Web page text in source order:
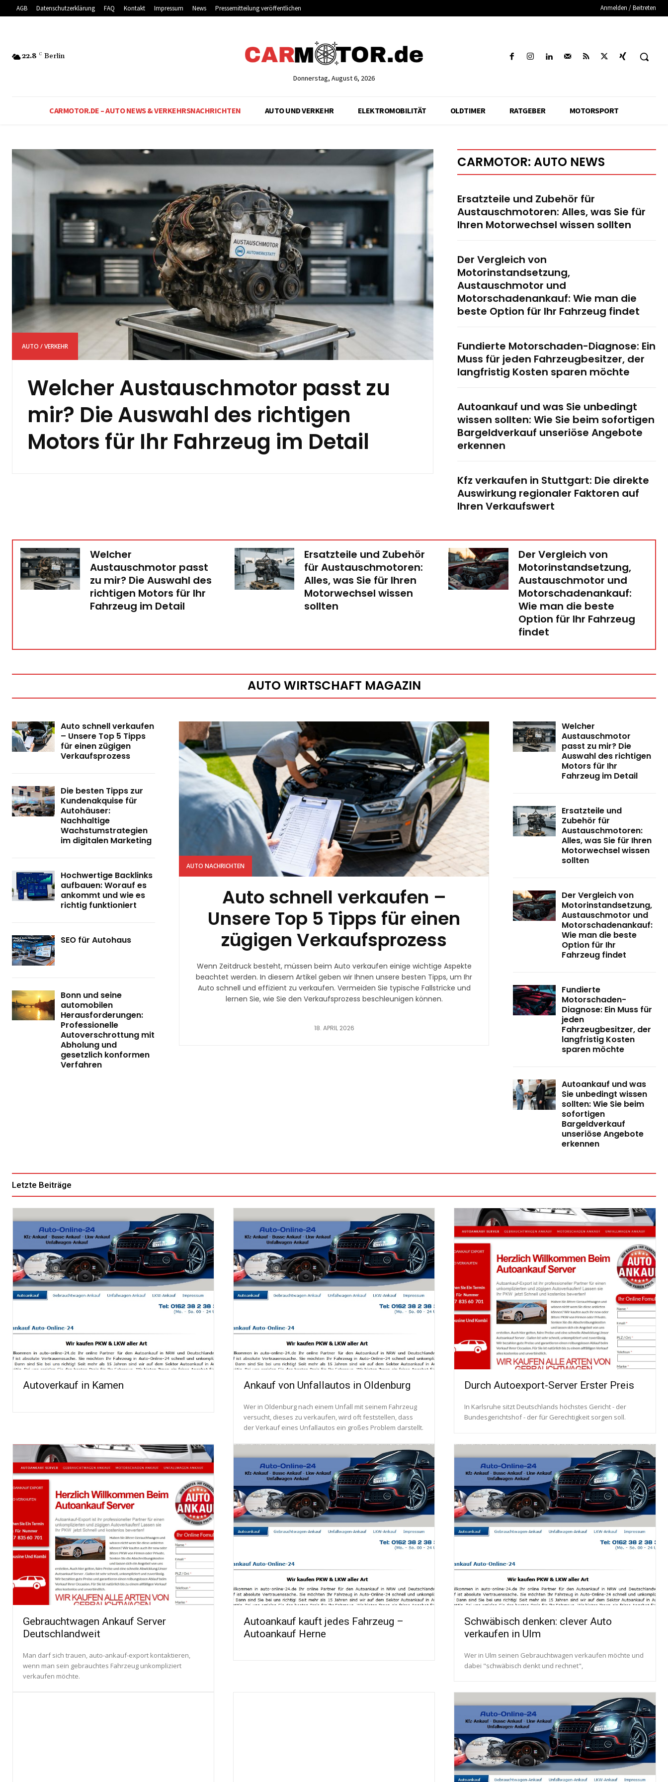
AGB Datenschutzerklärung FAQ Kontakt Impressum News Pressemitteilung veröffentlichen Anmelden / Beitreten
22.8 C Berlin
Donnerstag, August 6, 2026
CARMOTOR.DE – AUTO NEWS & VERKEHRSNACHRICHTEN AUTO UND VERKEHR ELEKTROMOBILITÄT OLDTIMER RATGEBER MOTORSPORT
AUTO / VERKEHR
Welcher Austauschmotor passt zu
mir? Die Auswahl des richtigen
Motors für Ihr Fahrzeug im Detail
CARMOTOR: AUTO NEWS
Ersatzteile und Zubehör für
Austauschmotoren: Alles, was Sie für
Ihren Motorwechsel wissen sollten
Der Vergleich von
Motorinstandsetzung,
Austauschmotor und
Motorschadenankauf: Wie man die
beste Option für Ihr Fahrzeug findet
Fundierte Motorschaden-Diagnose: Ein
Muss für jeden Fahrzeugbesitzer, der
langfristig Kosten sparen möchte
Autoankauf und was Sie unbedingt
wissen sollten: Wie Sie beim sofortigen
Bargeldverkauf unseriöse Angebote
erkennen
Kfz verkaufen in Stuttgart: Die direkte
Auswirkung regionaler Faktoren auf
Ihren Verkaufswert
Welcher
Austauschmotor passt
zu mir? Die Auswahl des
richtigen Motors für Ihr
Fahrzeug im Detail
Ersatzteile und Zubehör
für Austauschmotoren:
Alles, was Sie für Ihren
Motorwechsel wissen
sollten
Der Vergleich von
Motorinstandsetzung,
Austauschmotor und
Motorschadenankauf:
Wie man die beste
Option für Ihr Fahrzeug
findet
AUTO WIRTSCHAFT MAGAZIN
Auto schnell verkaufen
– Unsere Top 5 Tipps
für einen zügigen
Verkaufsprozess
Die besten Tipps zur
Kundenakquise für
Autohäuser:
Nachhaltige
Wachstumstrategien
im digitalen Marketing
Hochwertige Backlinks
aufbauen: Worauf es
ankommt und wie es
richtig funktioniert
SEO für Autohaus
Bonn und seine
automobilen
Herausforderungen:
Professionelle
Autoverschrottung mit
Abholung und
gesetzlich konformen
Verfahren
AUTO NACHRICHTEN
Auto schnell verkaufen –
Unsere Top 5 Tipps für einen
zügigen Verkaufsprozess
Wenn Zeitdruck besteht, müssen beim Auto verkaufen einige wichtige Aspekte
beachtet werden. In diesem Artikel geben wir Ihnen unsere besten Tipps, um Ihr
Auto schnell und effizient zu verkaufen. Vermeiden Sie typische Fallstricke und
lernen Sie, wie Sie den Verkaufsprozess beschleunigen können.
18. APRIL 2026
Welcher
Austauschmotor
passt zu mir? Die
Auswahl des richtigen
Motors für Ihr
Fahrzeug im Detail
Ersatzteile und
Zubehör für
Austauschmotoren:
Alles, was Sie für Ihren
Motorwechsel wissen
sollten
Der Vergleich von
Motorinstandsetzung,
Austauschmotor und
Motorschadenankauf:
Wie man die beste
Option für Ihr
Fahrzeug findet
Fundierte
Motorschaden-
Diagnose: Ein Muss für
jeden
Fahrzeugbesitzer, der
langfristig Kosten
sparen möchte
Autoankauf und was
Sie unbedingt wissen
sollten: Wie Sie beim
sofortigen
Bargeldverkauf
unseriöse Angebote
erkennen
Letzte Beiträge
Autoverkauf in Kamen Ankauf von Unfallautos in Oldenburg
Wer in Oldenburg nach einem Unfall mit seinem Fahrzeug
versucht, dieses zu verkaufen, wird oft feststellen, dass
der Verkauf eines Unfallautos ein großes Problem darstellt.
Durch Autoexport-Server Erster Preis
In Karlsruhe sitzt Deutschlands höchstes Gericht - der
Bundesgerichtshof - der für Gerechtigkeit sorgen soll.
Gebrauchtwagen Ankauf Server
Deutschlandweit
Man darf sich trauen, auto-ankauf-export kontaktieren,
wenn man sein gebrauchtes Fahrzeug unkompliziert
verkaufen möchte.
Autoankauf kauft jedes Fahrzeug –
Autoankauf Herne
Schwäbisch denken: clever Auto
verkaufen in Ulm
Wer in Ulm seinen Gebrauchtwagen verkaufen möchte und
dabei "schwäbisch denkt und rechnet",